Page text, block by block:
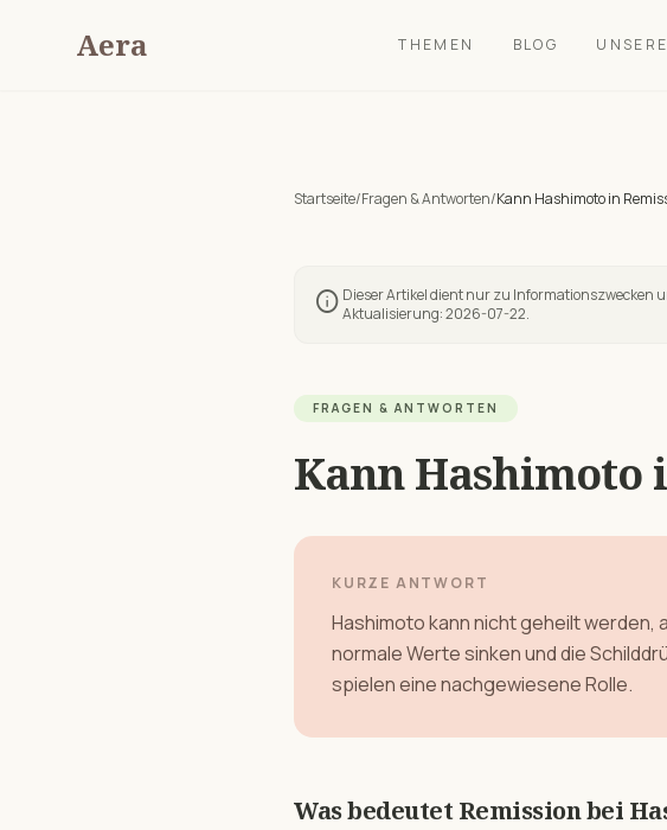
Aera THEMEN BLOG
Startseite/Fragen & Antworten/Kann Hashimoto in
info Dieser Artikel dient nur zu Informationszwecken
Aktualisierung:2026-07-22.
FRAGEN & ANTWORTEN
Kann Hashimoto
KURZE ANTWORT
Hashimoto kann nicht geheilt werden,
normale Werte sinken und die
spielen eine nachgewiesene Rolle.
Was bedeutet Remission bei